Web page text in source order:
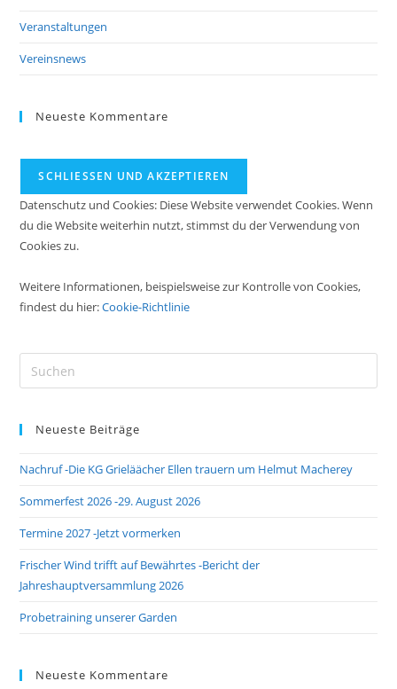
Veranstaltungen
Vereinsnews
Neueste Kommentare
Datenschutz und Cookies: Diese Website verwendet Cookies. Wenn
du die Website weiterhin nutzt, stimmst du der Verwendung von
Cookies zu.
Weitere Informationen, beispielsweise zur Kontrolle von Cookies,
findest du hier:Cookie-Richtlinie
Neueste Beiträge
Nachruf -Die KG Grieläächer Ellen trauern um Helmut Macherey
Sommerfest 2026 -29. August 2026
Termine 2027 -Jetzt vormerken
Frischer Wind trifft auf Bewährtes -Bericht der
Jahreshauptversammlung 2026
Probetraining unserer Garden
Neueste Kommentare